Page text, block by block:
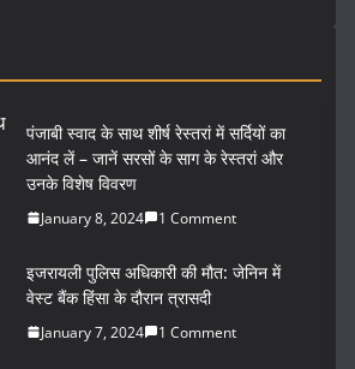
पंजाबी स्वाद के साथ शीर्ष रेस्तरां में सर्दियों का
आनंद लें – जानें सरसों के साग के रेस्तरां और
उनके विशेष विवरण
January 8, 2024 1 Comment
इजरायली पुलिस अधिकारी की मौत: जेनिन में
वेस्ट बैंक हिंसा के दौरान त्रासदी
January 7, 2024 1 Comment